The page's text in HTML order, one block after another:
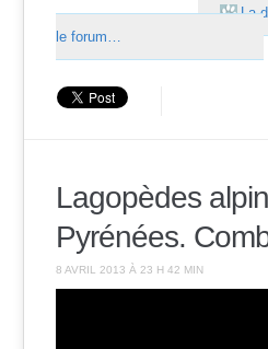
La
le forum…
Lagopèdes
Pyrénées.
8 AVRIL 2013 À 23 H 42 MIN